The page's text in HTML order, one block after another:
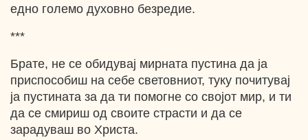
едно големо духовно безредие.
***
Брате, не се обидувај мирната пустина да ја
приспособиш на себе световниот, туку почитувај
ја пустината за да ти помогне со својот мир, и ти
да се смириш од своите страсти и да се
зарадуваш во Христа.